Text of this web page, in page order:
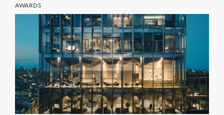
AWARDS